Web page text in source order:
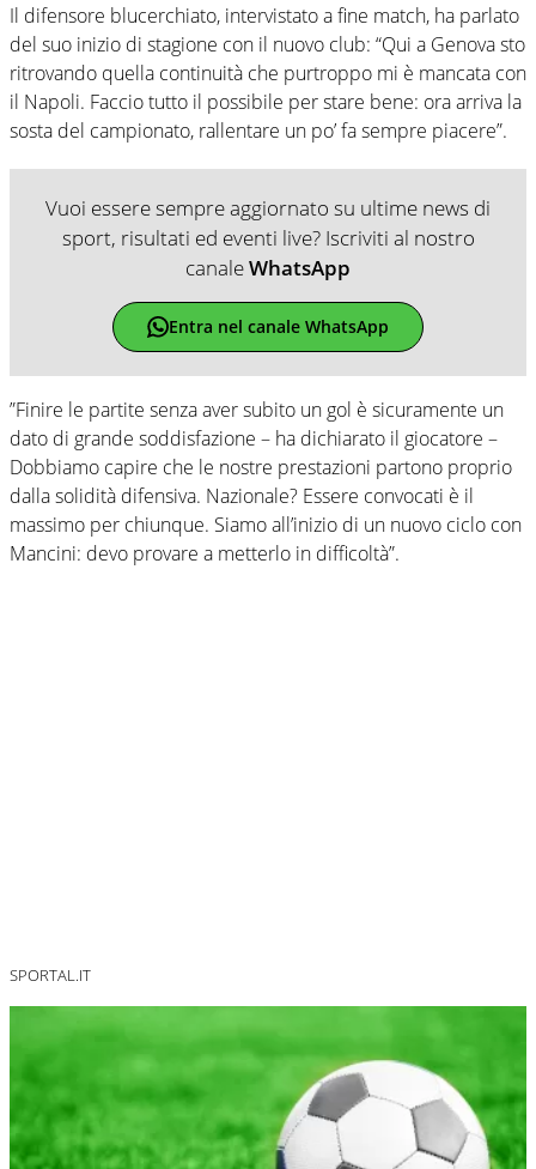
Il difensore blucerchiato, intervistato a fine match, ha parlato
del suo inizio di stagione con il nuovo club: “Qui a Genova sto
ritrovando quella continuità che purtroppo mi è mancata con
il Napoli. Faccio tutto il possibile per stare bene: ora arriva la
sosta del campionato, rallentare un po’ fa sempre piacere”.
Vuoi essere sempre aggiornato su ultime news di
sport, risultati ed eventi live? Iscriviti al nostro
canaleWhatsApp
Entra nel canale WhatsApp
”Finire le partite senza aver subito un gol è sicuramente un
dato di grande soddisfazione – ha dichiarato il giocatore –
Dobbiamo capire che le nostre prestazioni partono proprio
dalla solidità difensiva. Nazionale? Essere convocati è il
massimo per chiunque. Siamo all’inizio di un nuovo ciclo con
Mancini: devo provare a metterlo in difficoltà”.
SPORTAL.IT